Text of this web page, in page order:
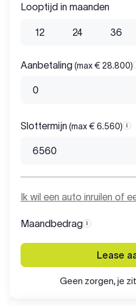
Looptijd in maanden
12 24 36
Aanbetaling(max € 28.800)
Slottermijn(max € 6.560)
Ik wil een auto inruilen of
Maandbedrag
Lease
Geen zorgen, je